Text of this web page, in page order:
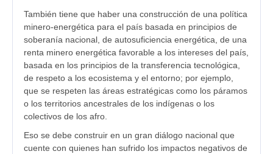
También tiene que haber una construcción de una política
minero-energética para el país basada en principios de
soberanía nacional, de autosuficiencia energética, de una
renta minero energética favorable a los intereses del país,
basada en los principios de la transferencia tecnológica,
de respeto a los ecosistema y el entorno; por ejemplo,
que se respeten las áreas estratégicas como los páramos
o los territorios ancestrales de los indígenas o los
colectivos de los afro.
Eso se debe construir en un gran diálogo nacional que
cuente con quienes han sufrido los impactos negativos de